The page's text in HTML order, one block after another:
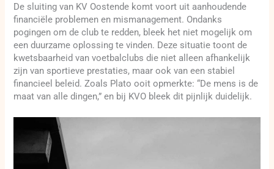
De sluiting van KV Oostende komt voort uit aanhoudende
financiële problemen en mismanagement. Ondanks
pogingen om de club te redden, bleek het niet mogelijk om
een duurzame oplossing te vinden. Deze situatie toont de
kwetsbaarheid van voetbalclubs die niet alleen afhankelijk
zijn van sportieve prestaties, maar ook van een stabiel
financieel beleid. Zoals Plato ooit opmerkte: “De mens is de
maat van alle dingen,” en bij KVO bleek dit pijnlijk duidelijk.